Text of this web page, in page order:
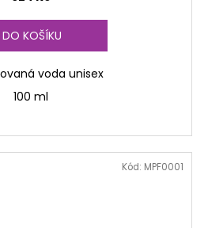
DO KOŠÍKU
voda unisex
100 ml
Kód: MPF0001